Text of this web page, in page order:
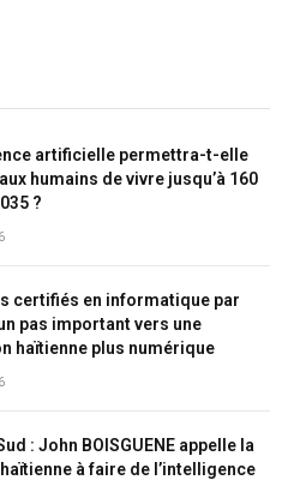
artificielle permettra-t-elle
humains de vivre jusqu’à 160
?
certifiés en informatique par
un pas important vers une
haïtienne plus numérique
: John BOISGUENE appelle la
à faire de l’intelligence